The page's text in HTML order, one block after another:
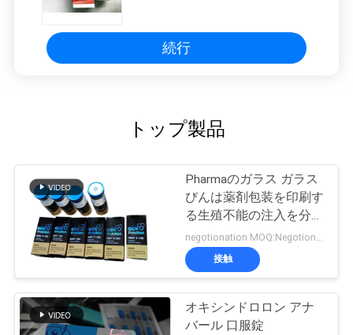
続行
トップ製品
Pharmaのガラス ガラス
びんは薬剤包装を印刷す
る生殖不能の注入を分類
します
接触
オキシンドロロン アナ
バール 口服錠